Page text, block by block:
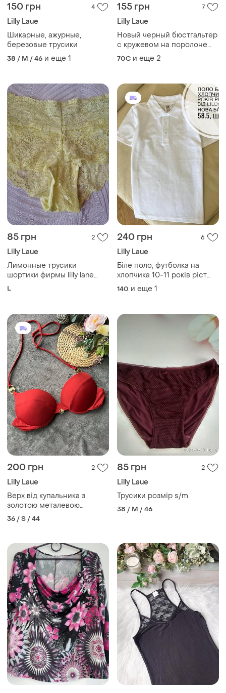
150 грн 4
Lilly Laue
Шикарные, ажурные,
березовые трусики
38 / M / 46 и еще 1
155 грн 7
Lilly Laue
Новый черный бюстгальтер
с кружевом на поролоне
70с
70C и еще 2
85 грн 2
Lilly Laue
Лимонные трусики
шортики фирмы lilly lane
размер l
L
240 грн 6
Lilly Laue
Біле поло, футболка на
хлопчика 10-11 років ріст
140-146, нові без бірки дов
59, шир 41
140 и еще 1
200 грн 2
Lilly Laue
Верх від купальника з
золотою металевою
фурнітурою
36 / S / 44
85 грн 2
Lilly Laue
Трусики розмір s/m
38 / M / 46